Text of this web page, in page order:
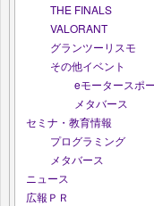
THE FINALS
VALORANT
グランツーリスモ
その他イベント
eモータースポ
メタバース
セミナ・教育情報
プログラミング
メタバース
ニュース
広報ＰＲ